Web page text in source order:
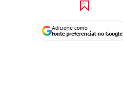
Adicione como
fonte preferencial no Google